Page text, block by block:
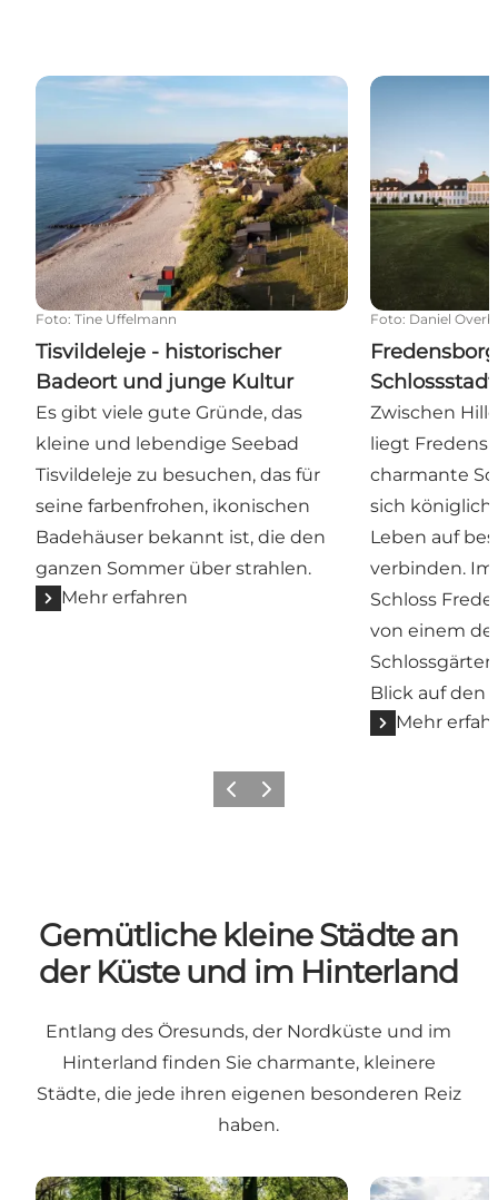
Tisvildeleje - historischer Badeort und junge Kultur
Foto: Tine Uffelmann
Tisvildeleje - historischer
Badeort und junge Kultur
Es gibt viele gute Gründe, das
kleine und lebendige Seebad
Tisvildeleje zu besuchen, das für
seine farbenfrohen, ikonischen
Badehäuser bekannt ist, die den
ganzen Sommer über strahlen.
Mehr erfahren
Fredensborg
Foto: Daniel
Zwischen
liegt
charmante
sich
Leben auf
verbinden.
Schloss
von einem
Blick auf den
Mehr
ZurückWeiter
Gemütliche kleine Städte an
der Küste und im Hinterland
Entlang des Öresunds, der Nordküste und im
Hinterland finden Sie charmante, kleinere
Städte, die jede ihren eigenen besonderen Reiz
haben.
Nivå – Weltkunst, Ziegel und VogelweltRågeleje –